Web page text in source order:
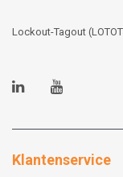
Lockout-Tagout
Klantenservice